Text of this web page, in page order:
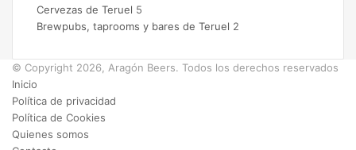
Cervezas de Teruel 5
Brewpubs, taprooms y bares de Teruel 2
© Copyright 2026, Aragón Beers. Todos los derechos reservados
Inicio
Política de privacidad
Política de Cookies
Quienes somos